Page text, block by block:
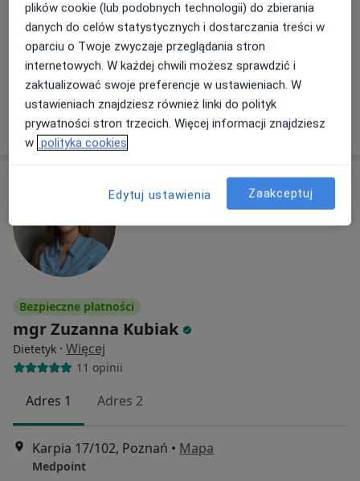
Cienista 4, Poznań Mapa
Gabinet Psychodietetyczny Monika Grzelak
Konsultacja dietetyczna (pierwsza wizyta)
Poproś o wizytę
Bezpieczne płatności
mgr Zuzanna Kubiak
Dietetyk · Więcej
11 opinii
Adres 1 Adres 2
Karpia 17/102, Poznań • Mapa
Medpoint
plików cookie (lub podobnych technologii) do zbierania
danych do celów statystycznych i dostarczania treści w
oparciu o Twoje zwyczaje przeglądania stron
internetowych. W każdej chwili możesz sprawdzić i
zaktualizować swoje preferencje w ustawieniach. W
ustawieniach znajdziesz również linki do polityk
prywatności stron trzecich. Więcej informacji znajdziesz
w polityka cookies
Edytuj ustawienia Zaakceptuj